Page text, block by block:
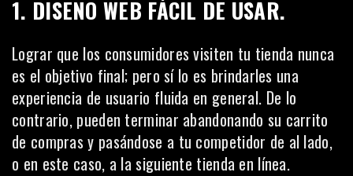
1. DISEÑO WEB FÁCIL DE USAR.
Lograr que los consumidores visiten tu tienda nunca
es el objetivo final; pero sí lo es brindarles una
experiencia de usuario fluida en general. De lo
contrario, pueden terminar abandonando su carrito
de compras y pasándose a tu competidor de al lado,
o en este caso, a la siguiente tienda en línea.